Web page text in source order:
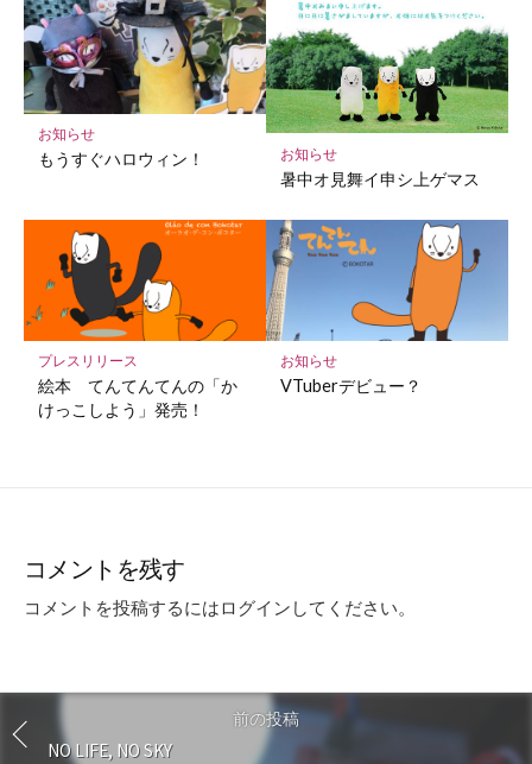
お知らせ
もうすぐハロウィン！ お知らせ
暑中オ見舞イ申シ上ゲマス
プレスリリース
絵本 てんてんてんの「か
けっこしよう」発売！
お知らせ
VTuberデビュー？
コメントを残す
コメントを投稿するにはログイン してください。
前の投稿
NO LIFE, NO SKY